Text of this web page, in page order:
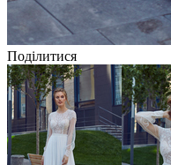
Поділитися